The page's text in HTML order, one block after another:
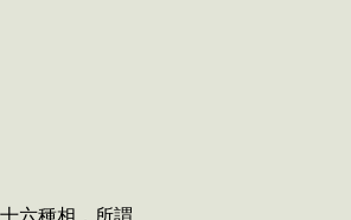
六種相，所謂